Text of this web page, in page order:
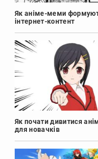
Як аніме-меми
інтернет-контент
Як почати дивитися
для новачків